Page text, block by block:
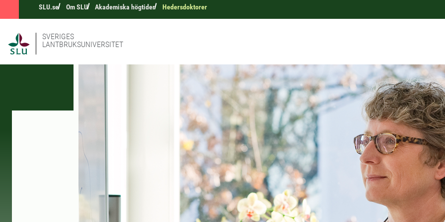
SLU.se Om SLU Akademiska högtider Hedersdoktorer
SVERIGES
LANTBRUKSUNIVERSITET